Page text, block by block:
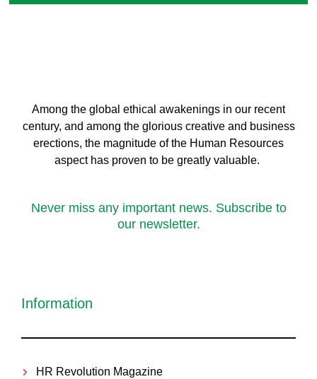
Among the global ethical awakenings in our recent
century, and among the glorious creative and business
erections, the magnitude of the Human Resources
aspect has proven to be greatly valuable.
Never miss any important news. Subscribe to
our newsletter.
Information
HR Revolution Magazine